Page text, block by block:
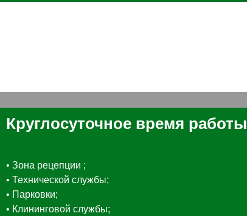
Круглосуточное время работы
• Зона рецепции ;
• Технической службы;
• Парковки;
• Клининговой службы;